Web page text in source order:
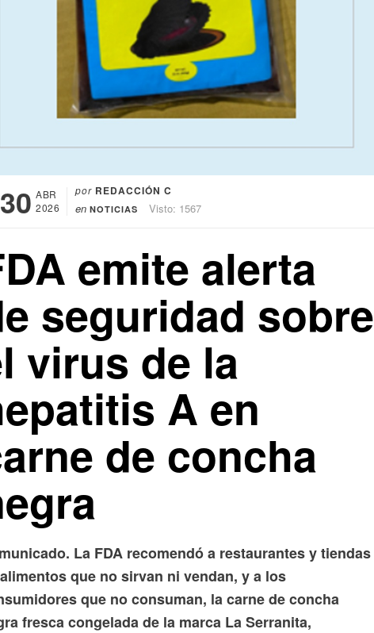
30 ABR
2026
por REDACCIÓN C
en NOTICIAS Visto: 1567
emite alerta
seguridad sobre
virus de la
A en
de concha
La FDA recomendó a restaurantes y tiendas
que no sirvan ni vendan, y a los
que no consuman, la carne de concha
fresca congelada de la marca La Serranita,